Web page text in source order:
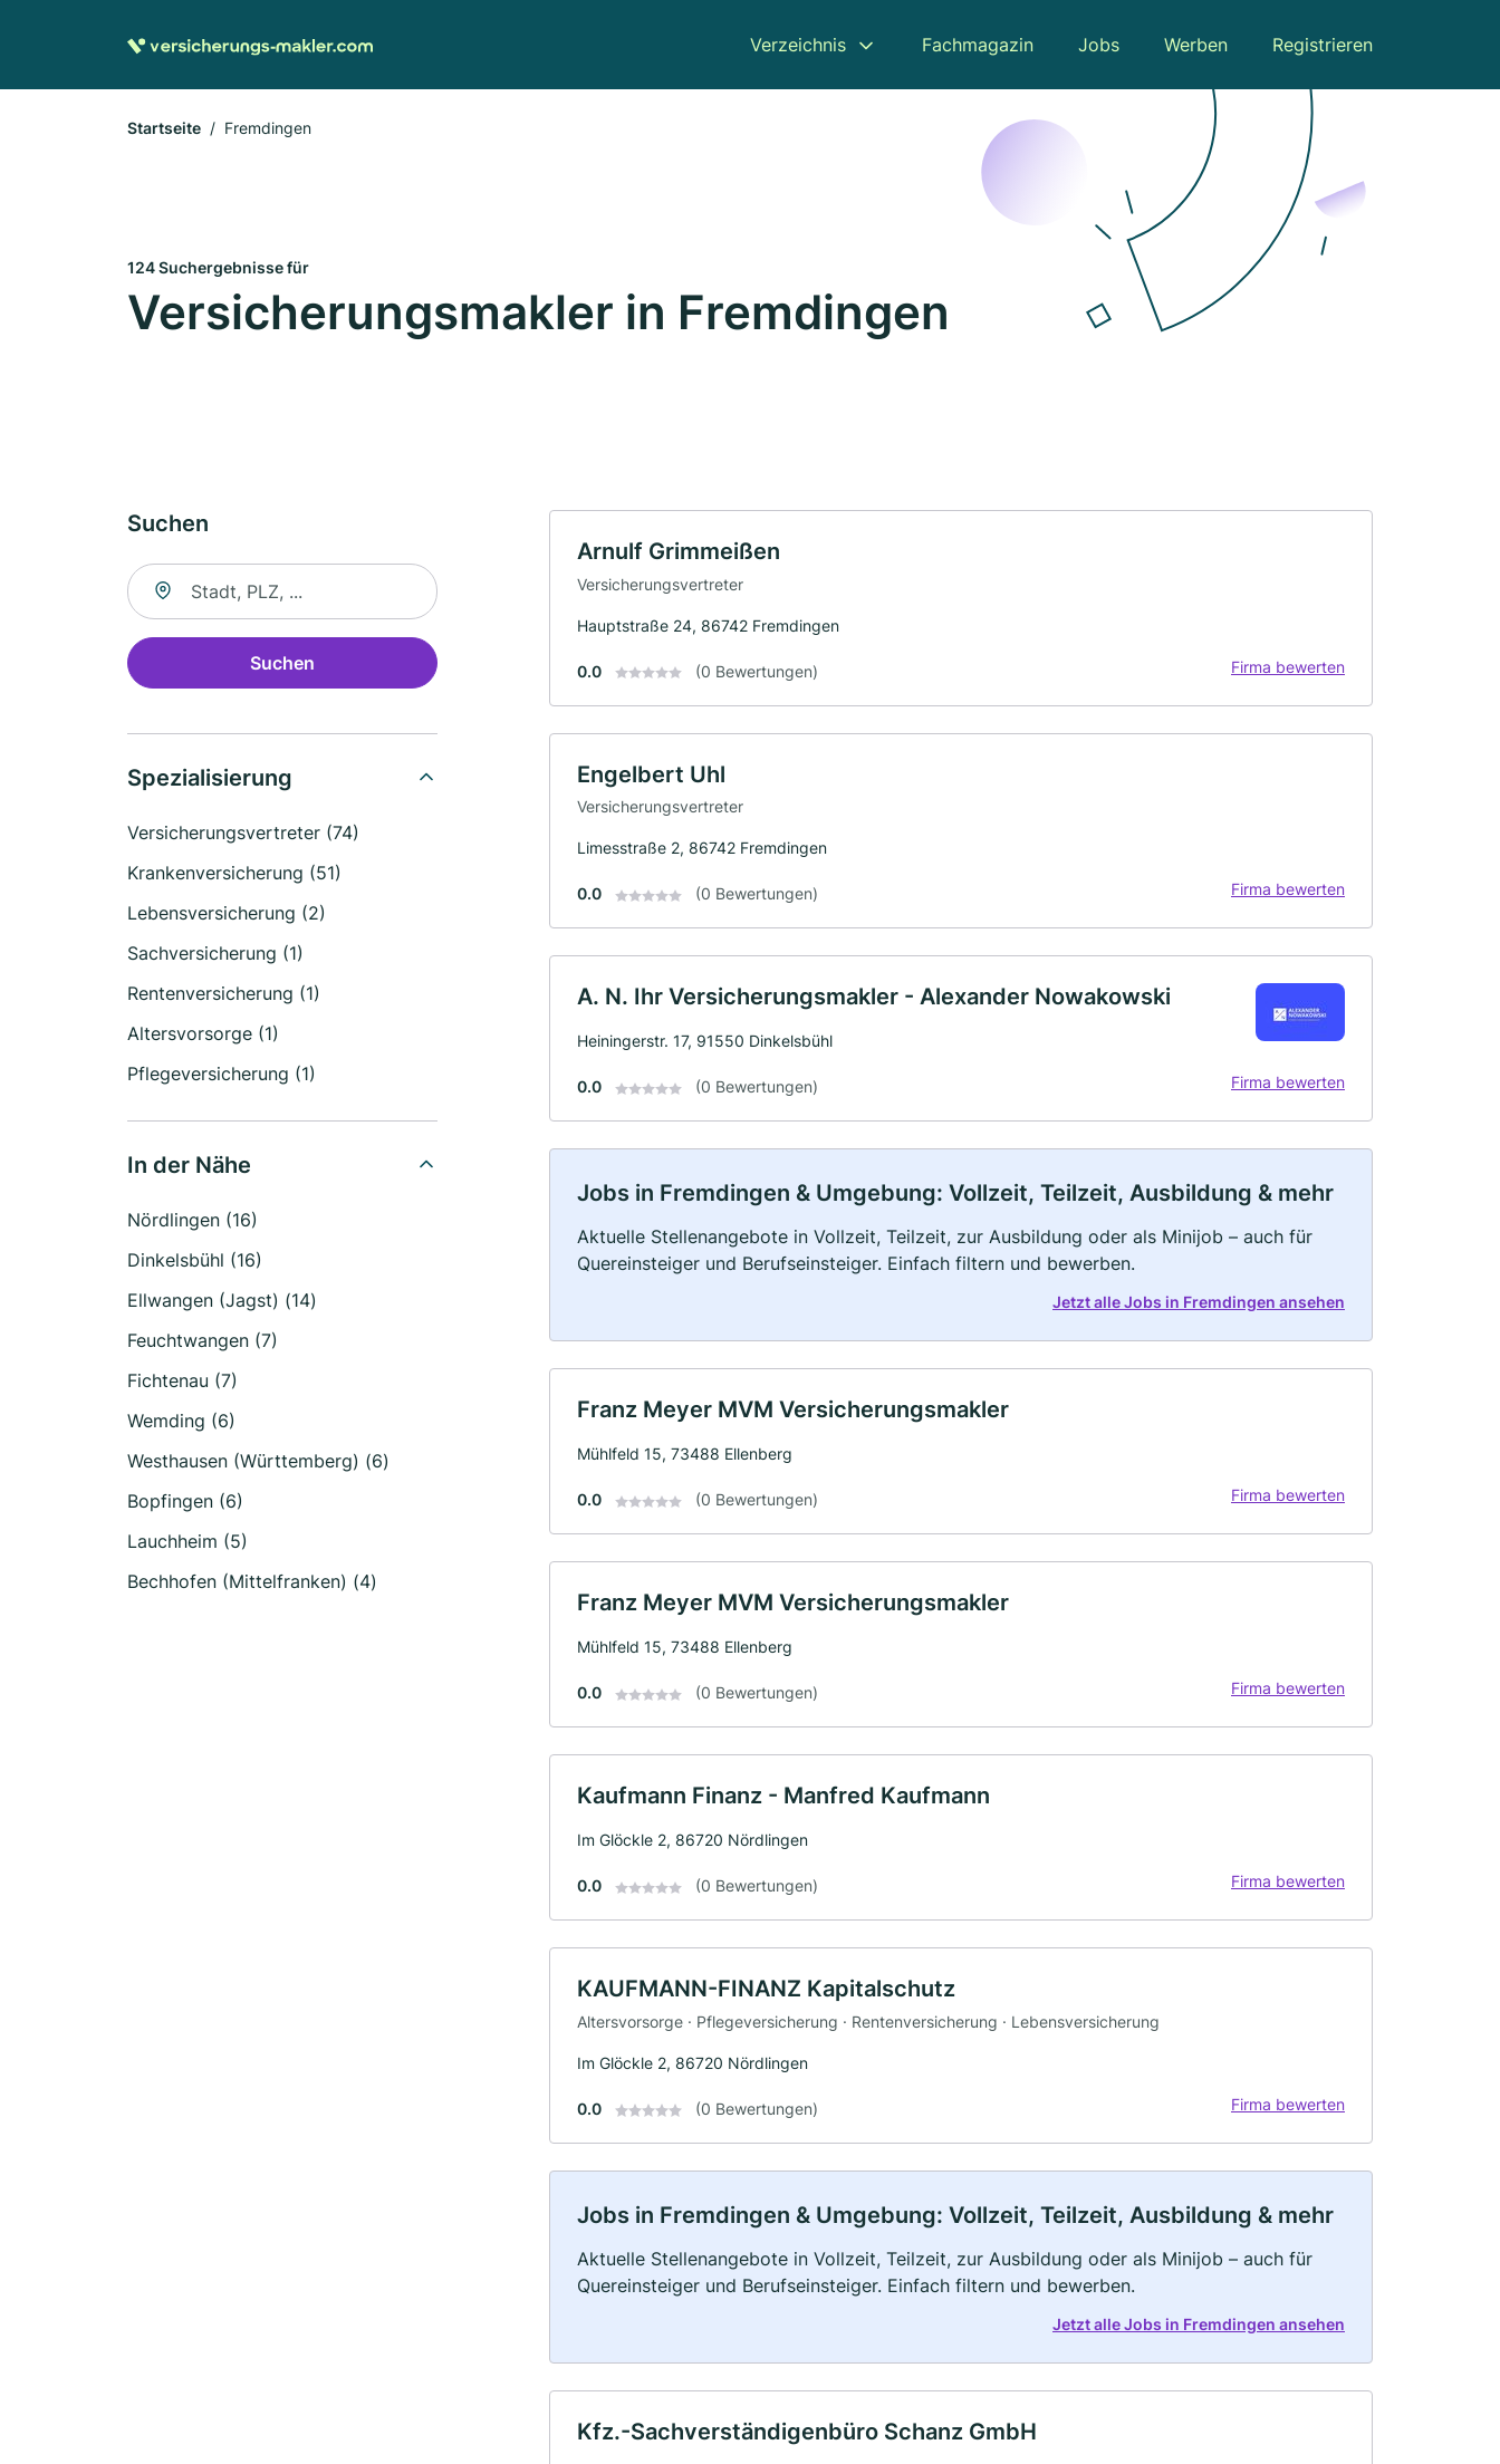
Verzeichnis Fachmagazin Jobs Werben Registrieren
Startseite Fremdingen
124 Suchergebnisse für
Versicherungsmakler in Fremdingen
Suchen
Suche nach Ort
Suchen
Spezialisierung
Versicherungsvertreter (74)
Krankenversicherung (51)
Lebensversicherung (2)
Sachversicherung (1)
Rentenversicherung (1)
Altersvorsorge (1)
Pflegeversicherung (1)
In der Nähe
Nördlingen (16)
Dinkelsbühl (16)
Ellwangen (Jagst) (14)
Feuchtwangen (7)
Fichtenau (7)
Wemding (6)
Westhausen (Württemberg) (6)
Bopfingen (6)
Lauchheim (5)
Bechhofen (Mittelfranken) (4)
Arnulf Grimmeißen
Versicherungsvertreter
Hauptstraße 24, 86742 Fremdingen
0.0 (0 Bewertungen) Firma bewerten
Engelbert Uhl
Versicherungsvertreter
Limesstraße 2, 86742 Fremdingen
0.0 (0 Bewertungen) Firma bewerten
A. N. Ihr Versicherungsmakler - Alexander Nowakowski
Heiningerstr. 17, 91550 Dinkelsbühl
0.0 (0 Bewertungen) Firma bewerten
Jobs in Fremdingen & Umgebung: Vollzeit, Teilzeit, Ausbildung & mehr
Aktuelle Stellenangebote in Vollzeit, Teilzeit, zur Ausbildung oder als Minijob – auch für
Quereinsteiger und Berufseinsteiger. Einfach filtern und bewerben.
Jetzt alle Jobs in Fremdingen ansehen
Franz Meyer MVM Versicherungsmakler
Mühlfeld 15, 73488 Ellenberg
0.0 (0 Bewertungen) Firma bewerten
Franz Meyer MVM Versicherungsmakler
Mühlfeld 15, 73488 Ellenberg
0.0 (0 Bewertungen) Firma bewerten
Kaufmann Finanz - Manfred Kaufmann
Im Glöckle 2, 86720 Nördlingen
0.0 (0 Bewertungen) Firma bewerten
KAUFMANN-FINANZ Kapitalschutz
Altersvorsorge · Pflegeversicherung · Rentenversicherung · Lebensversicherung
Im Glöckle 2, 86720 Nördlingen
0.0 (0 Bewertungen) Firma bewerten
Jobs in Fremdingen & Umgebung: Vollzeit, Teilzeit, Ausbildung & mehr
Aktuelle Stellenangebote in Vollzeit, Teilzeit, zur Ausbildung oder als Minijob – auch für
Quereinsteiger und Berufseinsteiger. Einfach filtern und bewerben.
Jetzt alle Jobs in Fremdingen ansehen
Kfz.-Sachverständigenbüro Schanz GmbH